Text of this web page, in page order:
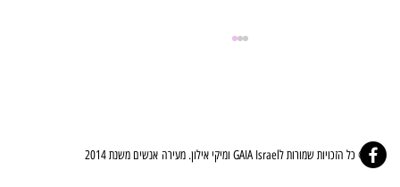
© כל הזכויות שמורות לGAIA Israel ומיקי אילון. מעירה אנשים משנת 2014